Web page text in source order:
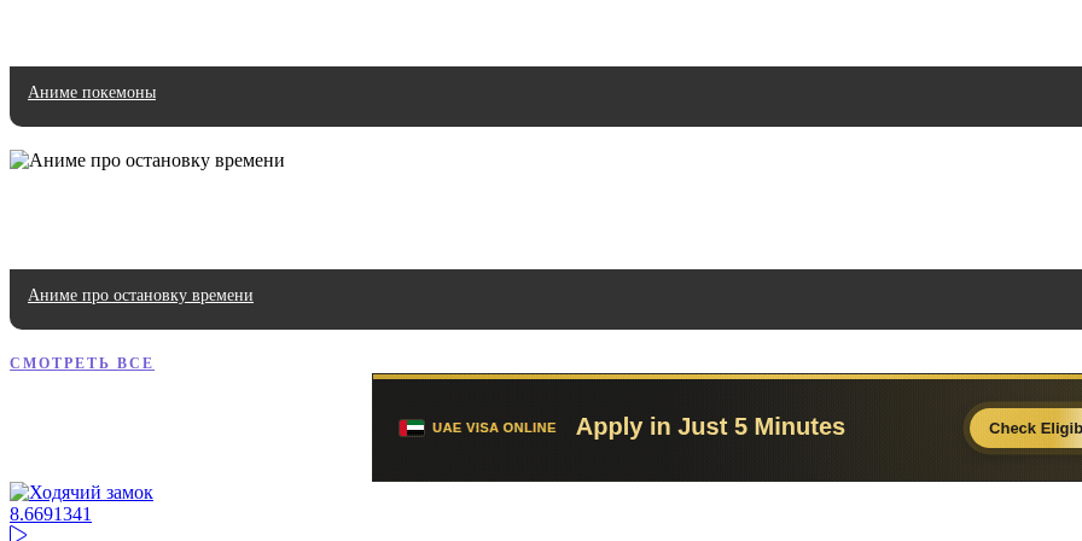
Аниме покемоны
Аниме про остановку времени
СМОТРЕТЬ ВСЕ
8.6691341